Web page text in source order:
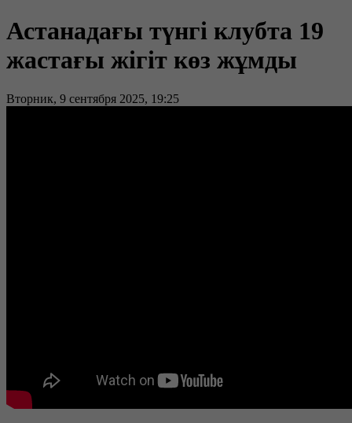
Астанадағы түнгі клубта 19
жастағы жігіт көз жұмды
Вторник, 9 сентября 2025, 19:25